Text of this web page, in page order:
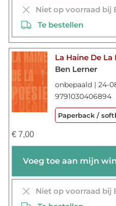
Niet op voorraad bij
Te bestellen
La Haine De La
Ben Lerner
onbepaald | 24-
9791030406894
Paperback /
€7,00
Niet op voorraad bij